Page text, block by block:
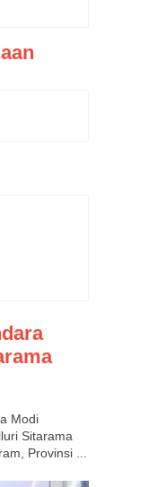
Modi
Sitarama
Provinsi ...